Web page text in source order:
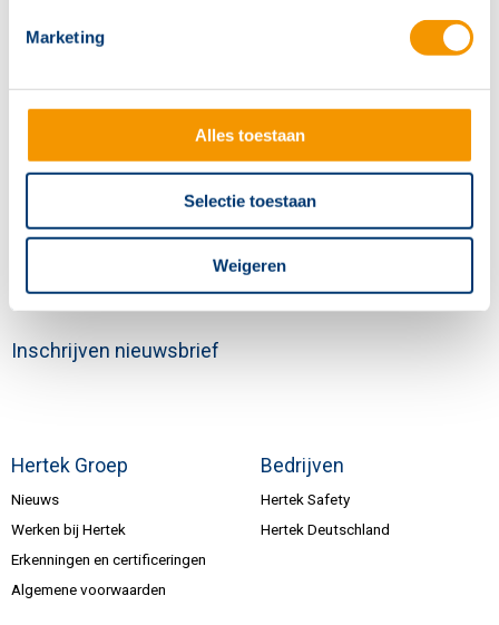
Marketing
Alles toestaan
Selectie toestaan
Weigeren
Hertek Groep
Nieuws
Werken bij Hertek
Erkenningen en certificeringen
Algemene voorwaarden
Bedrijven
Hertek Safety
Hertek Deutschland
Hertek Groep hoofdkantoor
+31 (0)495 584111
Inschrijven nieuwsbrief